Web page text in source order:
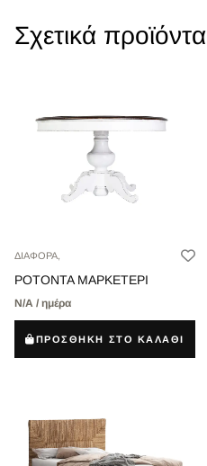
Σχετικά προϊόντα
ΔΙΑΦΟΡΑ,
ΡΟΤΟΝΤΑ ΜΑΡΚΕΤΕΡΙ
Ν/Α / ημέρα
ΠΡΟΣΘΗΚΗ ΣΤΟ ΚΑΛΑΘΙ